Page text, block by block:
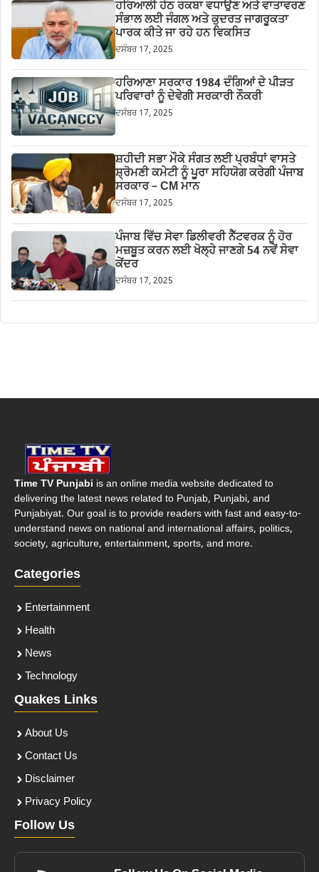
ਹਰਿਆਲੀ ਹੇਠ ਰਕਬਾ ਵਧਾਉਣ ਅਤੇ ਵਾਤਾਵਰਣ
ਸੰਭਾਲ ਲਈ ਜੰਗਲ ਅਤੇ ਕੁਦਰਤ ਜਾਗਰੂਕਤਾ
ਪਾਰਕ ਕੀਤੇ ਜਾ ਰਹੇ ਹਨ ਵਿਕਸਿਤ
ਦਸੰਬਰ 17, 2025
ਹਰਿਆਣਾ ਸਰਕਾਰ 1984 ਦੰਗਿਆਂ ਦੇ ਪੀੜਤ
ਪਰਿਵਾਰਾਂ ਨੂੰ ਦੇਵੇਗੀ ਸਰਕਾਰੀ ਨੌਕਰੀ
ਦਸੰਬਰ 17, 2025
ਸ਼ਹੀਦੀ ਸਭਾ ਮੌਕੇ ਸੰਗਤ ਲਈ ਪ੍ਰਬੰਧਾਂ ਵਾਸਤੇ
ਸ਼੍ਰੋਮਣੀ ਕਮੇਟੀ ਨੂੰ ਪੂਰਾ ਸਹਿਯੋਗ ਕਰੇਗੀ ਪੰਜਾਬ
ਸਰਕਾਰ – CM ਮਾਨ
ਦਸੰਬਰ 17, 2025
ਪੰਜਾਬ ਵਿੱਚ ਸੇਵਾ ਡਿਲੀਵਰੀ ਨੈੱਟਵਰਕ ਨੂੰ ਹੋਰ
ਮਜ਼ਬੂਤ ਕਰਨ ਲਈ ਖੋਲ੍ਹੇ ਜਾਣਗੇ 54 ਨਵੇਂ ਸੇਵਾ
ਕੇਂਦਰ
ਦਸੰਬਰ 17, 2025
Time TV Punjabi is an online media website dedicated to
delivering the latest news related to Punjab, Punjabi, and
Punjabiyat. Our goal is to provide readers with fast and easy-to-
understand news on national and international affairs, politics,
society, agriculture, entertainment, sports, and more.
Categories
Entertainment
Health
News
Technology
Quakes Links
About Us
Contact Us
Disclaimer
Privacy Policy
Follow Us